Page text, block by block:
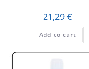
21,29€
Add to cart